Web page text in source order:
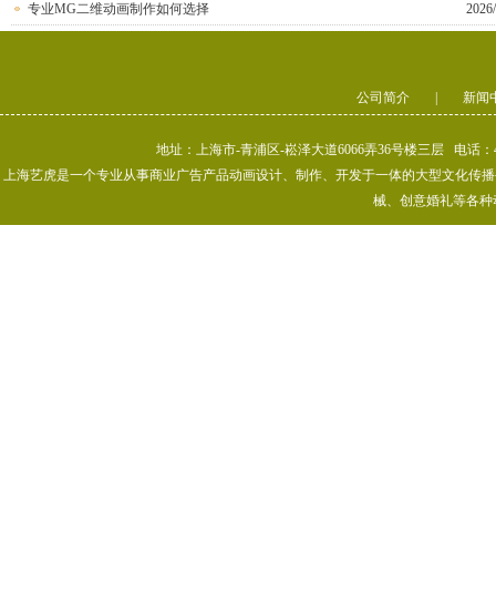
专业MG二维动画制作如何选择
公司简介 新闻
地址：上海市-青浦区-崧泽大道6066弄36号楼三层 电话
上海艺虎是一个专业从事商业广告产品动画设计、制作、开发于一体的大型文化传
械、创意婚礼等各